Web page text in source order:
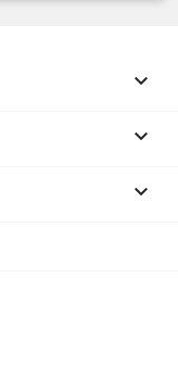


